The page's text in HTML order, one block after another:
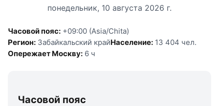
понедельник, 10 августа 2026 г.
Часовой пояс: +09:00 (Asia/Chita)
Регион: Забайкальский крайНаселение: 13 404 чел.
Опережает Москву: 6 ч
Часовой пояс